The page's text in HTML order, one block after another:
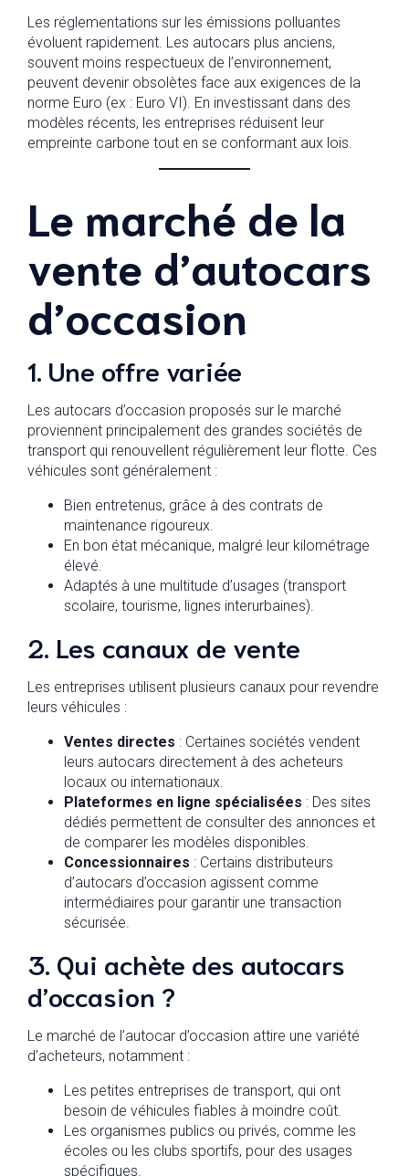
Les réglementations sur les émissions polluantes
évoluent rapidement. Les autocars plus anciens,
souvent moins respectueux de l’environnement,
peuvent devenir obsolètes face aux exigences de la
norme Euro (ex : Euro VI). En investissant dans des
modèles récents, les entreprises réduisent leur
empreinte carbone tout en se conformant aux lois.
Le marché de la
vente d’autocars
d’occasion
1. Une offre variée
Les autocars d’occasion proposés sur le marché
proviennent principalement des grandes sociétés de
transport qui renouvellent régulièrement leur flotte. Ces
véhicules sont généralement :
Bien entretenus, grâce à des contrats de
maintenance rigoureux.
En bon état mécanique, malgré leur kilométrage
élevé.
Adaptés à une multitude d’usages (transport
scolaire, tourisme, lignes interurbaines).
2. Les canaux de vente
Les entreprises utilisent plusieurs canaux pour revendre
leurs véhicules :
Ventes directes : Certaines sociétés vendent
leurs autocars directement à des acheteurs
locaux ou internationaux.
Plateformes en ligne spécialisées : Des sites
dédiés permettent de consulter des annonces et
de comparer les modèles disponibles.
Concessionnaires : Certains distributeurs
d’autocars d’occasion agissent comme
intermédiaires pour garantir une transaction
sécurisée.
3. Qui achète des autocars
d’occasion ?
Le marché de l’autocar d’occasion attire une variété
d’acheteurs, notamment :
Les petites entreprises de transport, qui ont
besoin de véhicules fiables à moindre coût.
Les organismes publics ou privés, comme les
écoles ou les clubs sportifs, pour des usages
spécifiques.